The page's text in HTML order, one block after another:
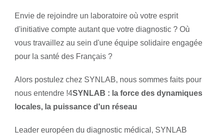
Envie de rejoindre un laboratoire où votre esprit
d'initiative compte autant que votre diagnostic ? Où
vous travaillez au sein d'une équipe solidaire engagée
pour la santé des Français ?
Alors postulez chez SYNLAB, nous sommes faits pour
nous entendre !4SYNLAB : la force des dynamiques
locales, la puissance d'un réseau
Leader européen du diagnostic médical, SYNLAB